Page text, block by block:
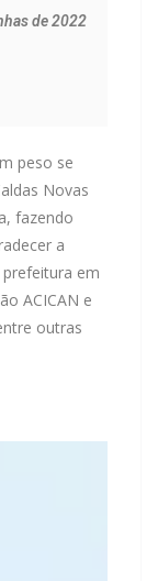
de 2022
peso se
Novas
fazendo
a
prefeitura em
ACICAN e
outras